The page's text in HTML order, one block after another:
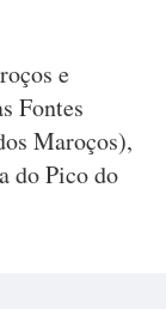
e
Fontes
Maroços),
do Pico do